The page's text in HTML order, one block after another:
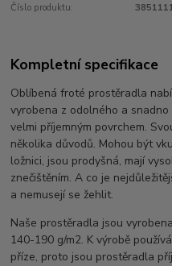
Číslo produktu:
Kompletní specifikace
Oblíbená froté prostěradla
vyrobena z odolného a
velmi příjemným povrchem.
několika důvodů. Mohou být
ložnici, jsou prodyšná, mají
znečištěním. A co je
a nemusejí se žehlit.
Naše prostěradla jsou
140-190 g/m2. K výrobě
příze, proto jsou prostěradla